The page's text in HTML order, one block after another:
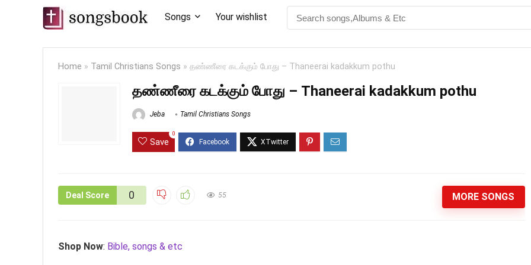
Songs Your wishlist
Home » Tamil Christians Songs » தண்ணீரை கடக்கும் போது – Thaneerai kadakkum pothu
தண்ணீரை கடக்கும் போது – Thaneerai kadakkum pothu
Jeba Tamil Christians Songs
Save
0
Deal Score 0 55 MORE SONGS
Shop Now: Bible, songs & etc